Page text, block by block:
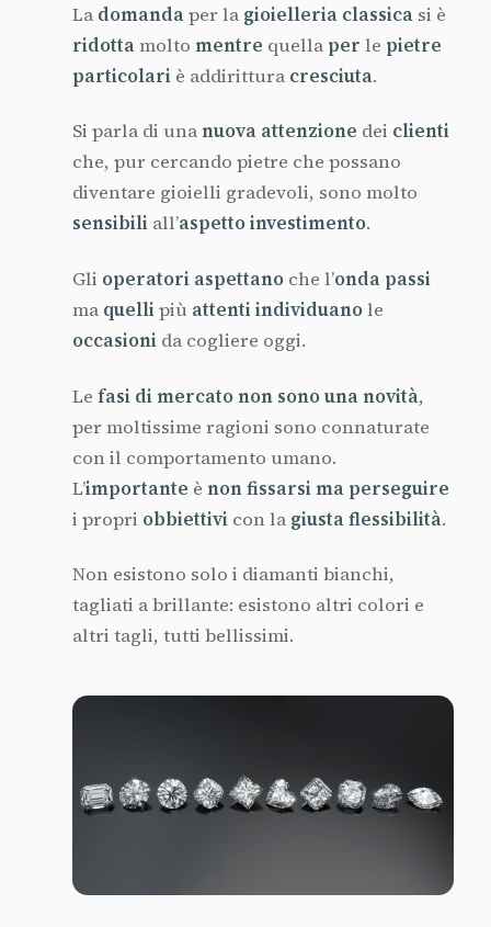
La domandaper la gioielleria classica si è
ridottamolto mentre quella per le pietre
particolari è addirittura cresciuta.
Si parla di unanuova attenzione dei clienti
che, pur cercando pietre che possano
diventare gioielli gradevoli, sono molto
sensibili all’aspetto investimento.
Gli operatori aspettano che l’onda passi
ma quellipiù attenti individuanole
occasioni da cogliere oggi.
Le fasi di mercato non sono una novità,
per moltissime ragioni sono connaturate
con il comportamento umano.
L’importante è non fissarsi ma perseguire
i propri obbiettivi con la giusta flessibilità.
Non esistono solo i diamanti bianchi,
tagliati a brillante: esistono altri colori e
altri tagli, tutti bellissimi.